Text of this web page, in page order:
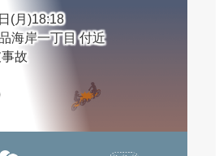
(月)18:18
海岸一丁目 付近
故